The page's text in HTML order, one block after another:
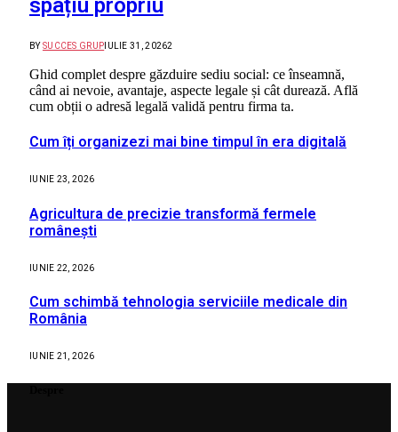
spațiu propriu
BY SUCCES GRUP IULIE 31, 20262
Ghid complet despre găzduire sediu social: ce înseamnă,
când ai nevoie, avantaje, aspecte legale și cât durează. Află
cum obții o adresă legală validă pentru firma ta.
Cum îți organizezi mai bine timpul în era digitală
IUNIE 23, 2026
Agricultura de precizie transformă fermele
românești
IUNIE 22, 2026
Cum schimbă tehnologia serviciile medicale din
România
IUNIE 21, 2026